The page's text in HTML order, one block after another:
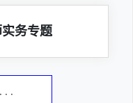
务专题
·